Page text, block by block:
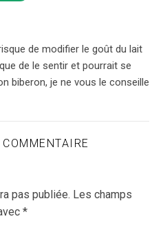
de modifier le goût du lait
de le sentir et pourrait se
biberon, je ne vous le conseille
pas publiée. Les champs
*